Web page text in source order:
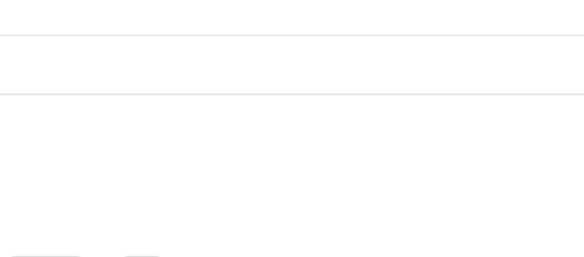
measurement.
the color of the actual item may vary slightly from the above images.